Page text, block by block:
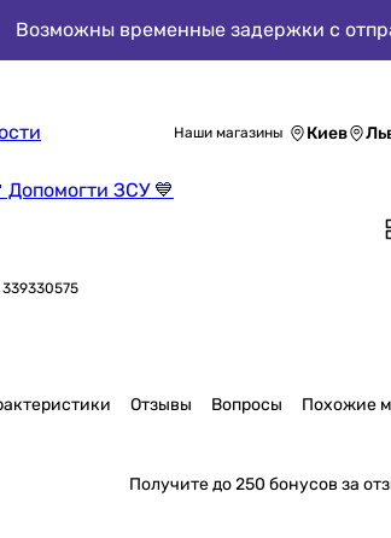
Возможны временные задержки с
Допомогти ЗСУ 💙
Наши магазины Киев
Отзывы Вопросы Похожие
Получитедо 250 бонусов за